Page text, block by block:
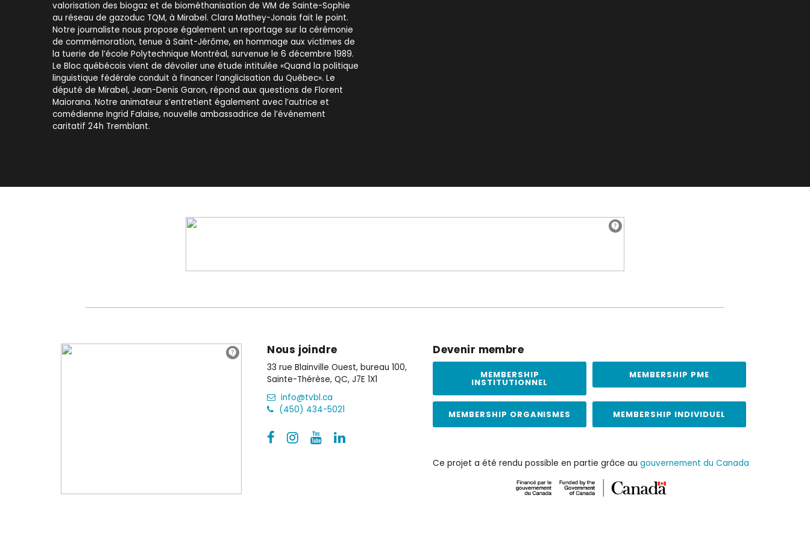
valorisation des biogaz et de biométhanisation de WM de Sainte-Sophie
au réseau de gazoduc TQM, à Mirabel. Clara Mathey-Jonais fait le point.
Notre journaliste nous propose également un reportage sur la cérémonie
de commémoration, tenue à Saint-Jérôme, en hommage aux victimes de
la tuerie de l’école Polytechnique Montréal, survenue le 6 décembre 1989.
Le Bloc québécois vient de dévoiler une étude intitulée «Quand la politique
linguistique fédérale conduit à financer l’anglicisation du Québec». Le
député de Mirabel, Jean-Denis Garon, répond aux questions de Florent
Maiorana. Notre animateur s’entretient également avec l’autrice et
comédienne Ingrid Falaise, nouvelle ambassadrice de l’événement
caritatif 24h Tremblant.
Nous joindre
33 rue Blainville Ouest, bureau 100,
Sainte-Thérèse, QC, J7E 1X1
info@tvbl.ca
(450) 434-5021
Devenir membre
MEMBERSHIP
INSTITUTIONNEL
MEMBERSHIP PME
MEMBERSHIP ORGANISMES MEMBERSHIP INDIVIDUEL
Ce projet a été rendu possible en partie grâce augouvernement du Canada